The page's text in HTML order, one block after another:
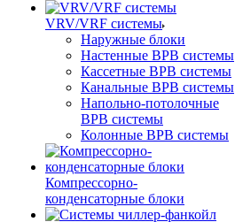
VRV/VRF системы
Наружные блоки
Настенные ВРВ системы
Кассетные ВРВ системы
Канальные ВРВ системы
Напольно-потолочные
ВРВ системы
Колонные ВРВ системы
Компрессорно-
конденсаторные блоки